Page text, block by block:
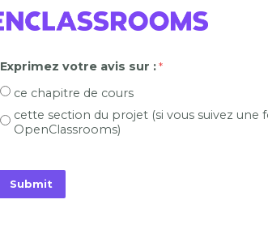
Exprimez votre avis sur :
ce chapitre de cours
cette section du projet (si vous suivez
OpenClassrooms)